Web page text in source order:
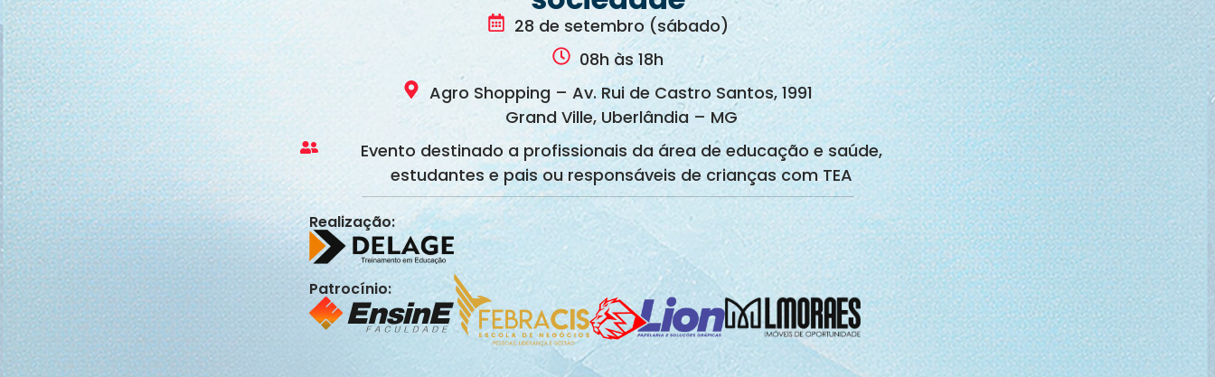
28 de setembro (sábado)
08h às 18h
Agro Shopping – Av. Rui de Castro Santos, 1991
Grand Ville, Uberlândia – MG
Evento destinado a profissionais da área de educação e saúde,
estudantes e pais ou responsáveis de crianças com TEA
Realização:
Patrocínio: